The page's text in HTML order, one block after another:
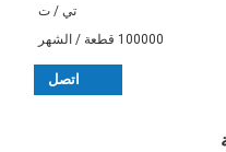
تي / ت
100000 قطعة / الشهر
اتصل